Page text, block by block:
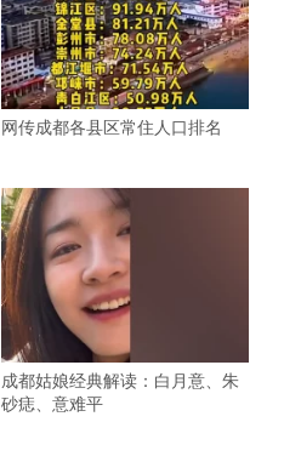
网传成都各县区常住人口排名
成都姑娘经典解读：白月意、朱
砂痣、意难平